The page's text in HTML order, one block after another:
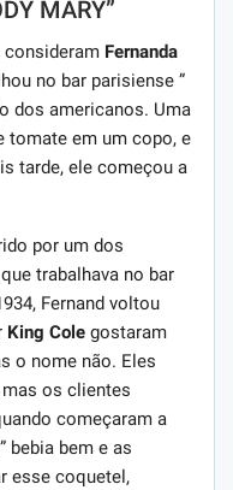
MARY”
consideram Fernanda
no bar parisiense ”
dos americanos. Uma
tomate em um copo, e
tarde, ele começou a
por um dos
trabalhava no bar
Fernand voltou
King Cole gostaram
o nome não. Eles
os clientes
começaram a
bebia bem e as
esse coquetel,